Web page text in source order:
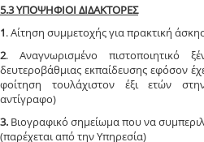
5.3 ΥΠΟΨΗΦΙΟΙ ΔΙΔΑΚΤΟΡΕΣ
1. Αίτηση συμμετοχής για πρακτική
2. Αναγνωρισμένο πιστοποιητικό
δευτεροβάθμιας εκπαίδευσης εφόσον
φοίτηση τουλάχιστον έξι ετών
αντίγραφο)
3. Βιογραφικό σημείωμα που να
(παρέχεται από την Υπηρεσία)